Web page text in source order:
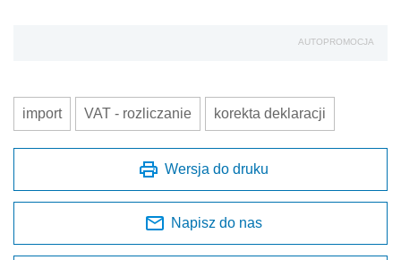
AUTOPROMOCJA
import VAT - rozliczanie korekta deklaracji
Wersja do druku
Napisz do nas